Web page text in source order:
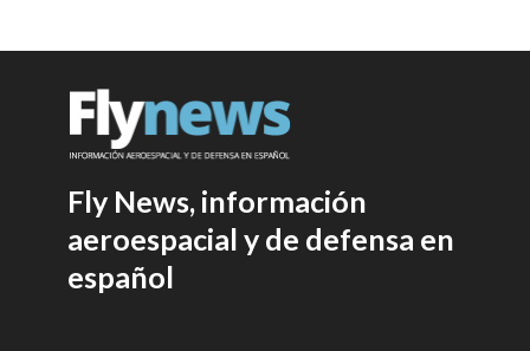
Fly News, información
aeroespacial y de defensa en
español